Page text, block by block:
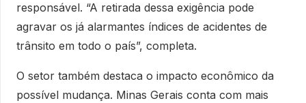
responsável. “A retirada dessa exigência pode
agravar os já alarmantes índices de acidentes de
trânsito em todo o país”, completa.
O setor também destaca o impacto econômico da
possível mudança. Minas Gerais conta com mais